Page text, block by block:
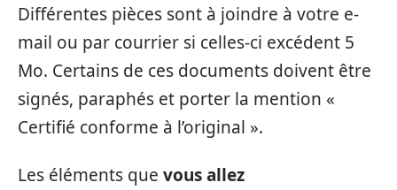
Différentes pièces sont à joindre à votre e-
mail ou par courrier si celles-ci excédent 5
Mo. Certains de ces documents doivent être
signés, paraphés et porter la mention «
Certifié conforme à l’original ».
Les éléments que vous allez